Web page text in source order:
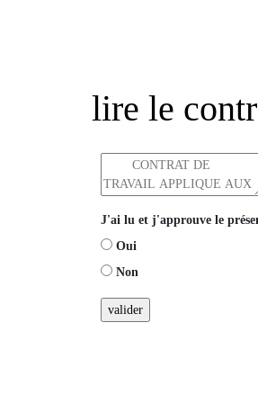
lire le
J'ai lu et j'approuve le
Oui
Non